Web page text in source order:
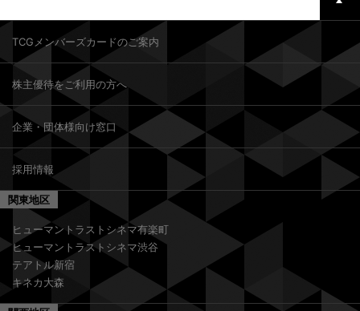
TCGメンバーズカードのご案内
株主優待をご利用の方へ
企業・団体様向け窓口
採用情報
関東地区
ヒューマントラストシネマ有楽町
ヒューマントラストシネマ渋谷
テアトル新宿
キネカ大森